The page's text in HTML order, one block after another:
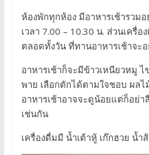
ห้องพักทุกห้อง มีอาหารเช้ารวม
เวลา 7.00 – 10.30 น. ส่วนเครื่
ตลอดทั้งวัน ที่ทานอาหารเช้าจะ
อาหารเช้าก็จะมีข้าวเหนียวหมู
พาย เลือกตักได้ตามใจชอบ ผล
อาหารเช้าอาจจะดูน้อยแต่ก็อย่
เช่นกัน
เครื่องดื่มมี น้ำเต้าหู้ เก๊กฮวย น้